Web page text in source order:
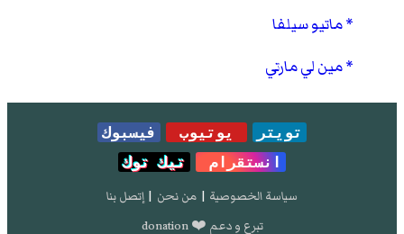
ماتيو سيلفا
مين لي مارتي
تويتر يوتيوب
فيسبوك
انستقرام
تيك توك
سياسة الخصوصية | من نحن | إتصل بنا
تبرع و دعم ❤️ donation